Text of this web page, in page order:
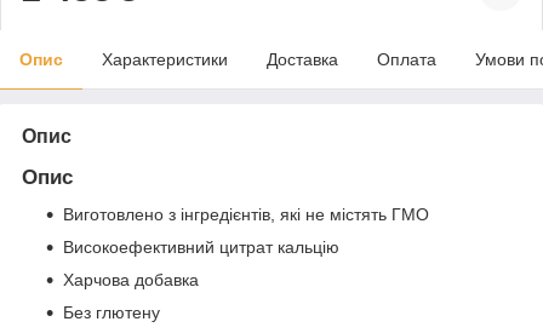
Опис Характеристики Доставка Оплата Умови
Опис
Опис
Виготовлено з інгредієнтів, які не містять ГМО
Високоефективний цитрат кальцію
Харчова добавка
Без глютену